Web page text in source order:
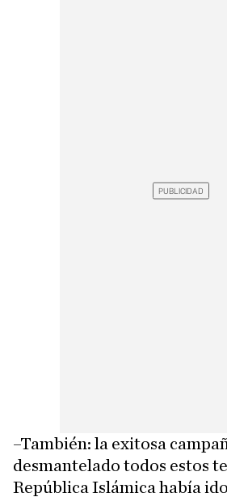
–También: la exitosa
desmantelado todos estos
República Islámica había